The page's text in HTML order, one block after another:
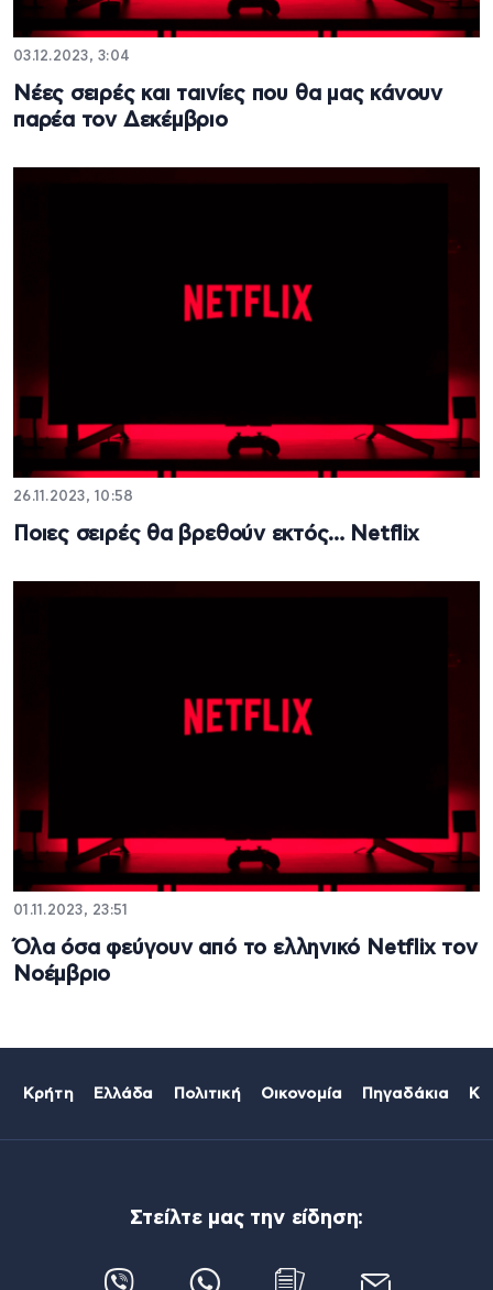
03.12.2023, 3:04
Νέες σειρές και ταινίες που θα μας κάνουν
παρέα τον Δεκέμβριο
26.11.2023, 10:58
Ποιες σειρές θα βρεθούν εκτός… Netflix
01.11.2023, 23:51
Όλα όσα φεύγουν από το ελληνικό Netflix τον
Νοέμβριο
Κρήτη Ελλάδα Πολιτική Οικονομία Πηγαδάκια
Στείλτε μας την είδηση: